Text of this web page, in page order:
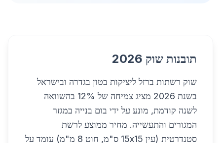
תובנות שוק 2026
שוק רשתות ברזל ליציקות בטון בגדרה ובישראל
בשנת 2026 מציג צמיחה של 12% בהשוואה
לשנה קודמת, מונע על ידי בום בנייה במגזר
המגורים והתעשייה. מחיר ממוצע לרשת
סטנדרטית (עין 15x15 ס"מ, חוט 8 מ"מ) עומד על